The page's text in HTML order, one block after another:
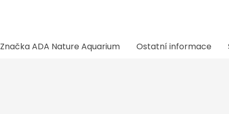
ZnačkaADA Nature Aquarium Ostatní informace